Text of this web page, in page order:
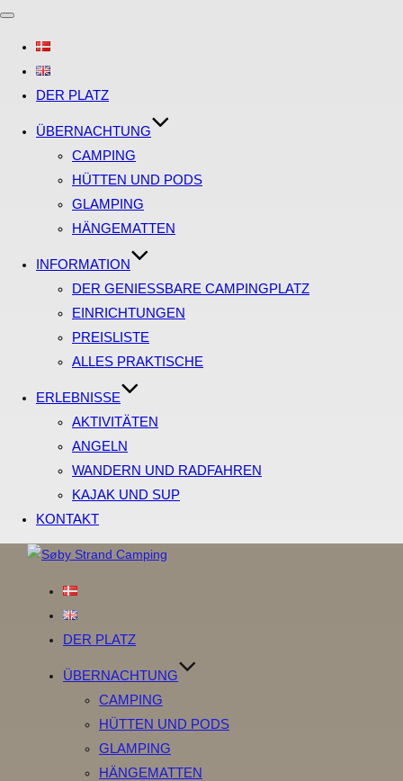
Navigation
DER PLATZ
ÜBERNACHTUNG
CAMPING
HÜTTEN UND PODS
GLAMPING
HÄNGEMATTEN
INFORMATION
DER GENIESSBARE CAMPINGPLATZ
EINRICHTUNGEN
PREISLISTE
ALLES PRAKTISCHE
ERLEBNISSE
AKTIVITÄTEN
ANGELN
WANDERN UND RADFAHREN
KAJAK UND SUP
KONTAKT
DER PLATZ
ÜBERNACHTUNG
CAMPING
HÜTTEN UND PODS
GLAMPING
HÄNGEMATTEN